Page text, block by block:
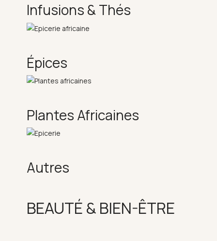
Infusions & Thés
Épices
Plantes Africaines
Autres
BEAUTÉ & BIEN-ÊTRE